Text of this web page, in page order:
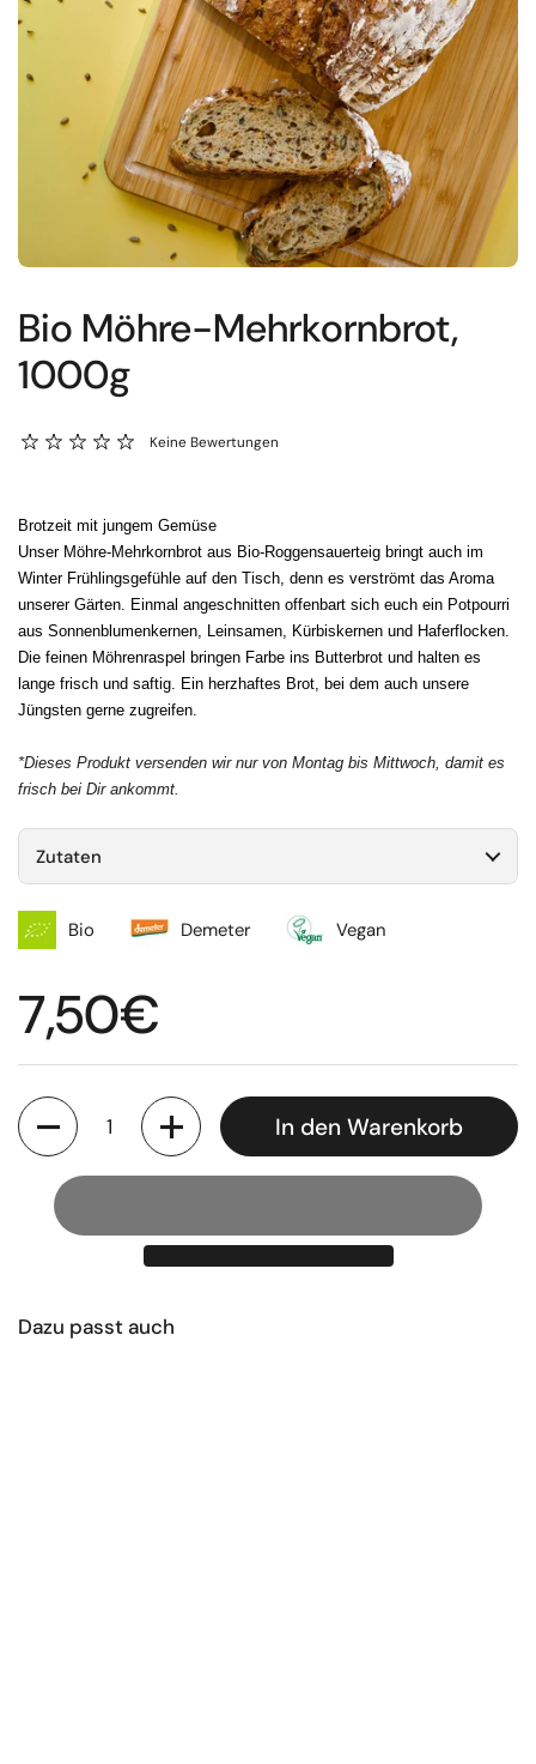
Bio Möhre-Mehrkornbrot,
1000g
Keine Bewertungen
Brotzeit mit jungem Gemüse
Unser Möhre-Mehrkornbrot aus Bio-Roggensauerteig bringt auch im
Winter Frühlingsgefühle auf den Tisch, denn es verströmt das Aroma
unserer Gärten. Einmal angeschnitten offenbart sich euch ein Potpourri
aus Sonnenblumenkernen, Leinsamen, Kürbiskernen und Haferflocken.
Die feinen Möhrenraspel bringen Farbe ins Butterbrot und halten es
lange frisch und saftig. Ein herzhaftes Brot, bei dem auch unsere
Jüngsten gerne zugreifen.
*Dieses Produkt versenden wir nur von Montag bis Mittwoch, damit es
frisch bei Dir ankommt.
Zutaten
Bio Demeter Vegan
Regulärer Preis
7,50€
Anzahl
In den Warenkorb
Dazu passt auch